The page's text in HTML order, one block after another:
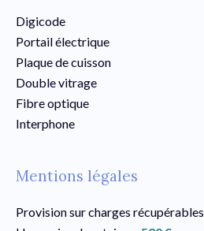
Digicode
Portail électrique
Plaque de cuisson
Double vitrage
Fibre optique
Interphone
Mentions légales
Provision sur charges récupérables